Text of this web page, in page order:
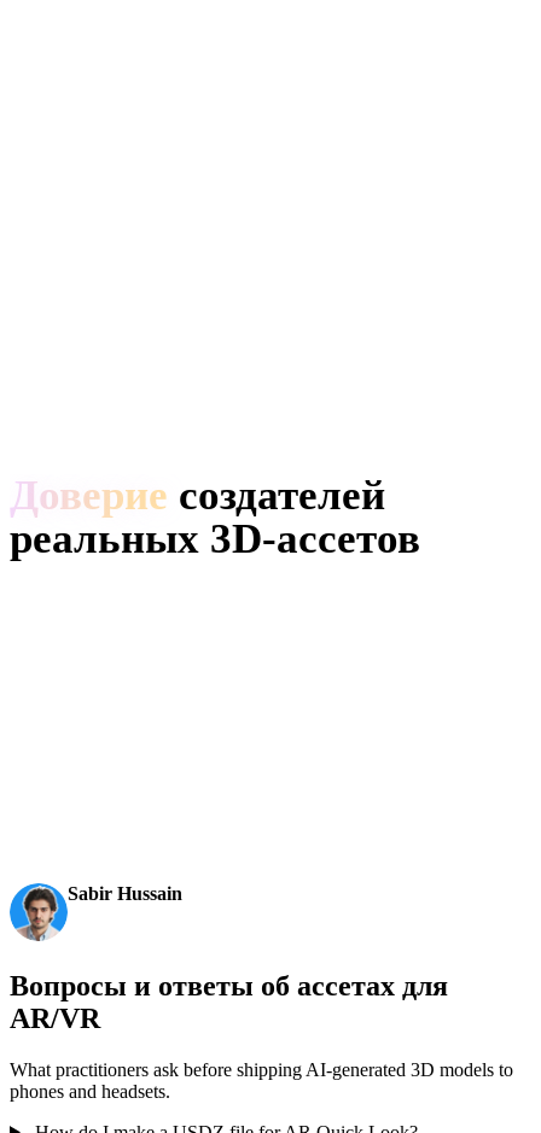
Доверие создателей
реальных 3D-ассетов
Sabir Hussain
Вопросы и ответы об ассетах для
AR/VR
What practitioners ask before shipping AI-generated 3D models to
phones and headsets.